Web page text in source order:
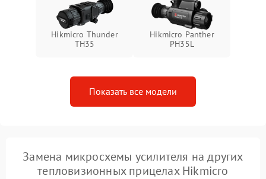
Hikmicro Thunder
TH35
Hikmicro Panther
PH35L
Показать все модели
Замена микросхемы усилителя на других
тепловизионных прицелах Hikmicro